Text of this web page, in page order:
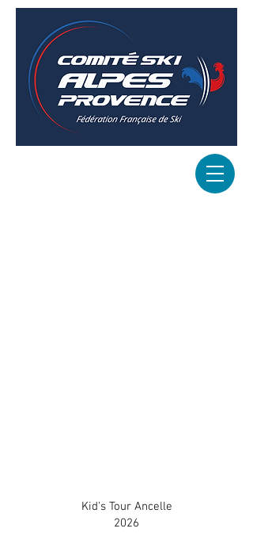
Kid's Tour Ancelle
2026